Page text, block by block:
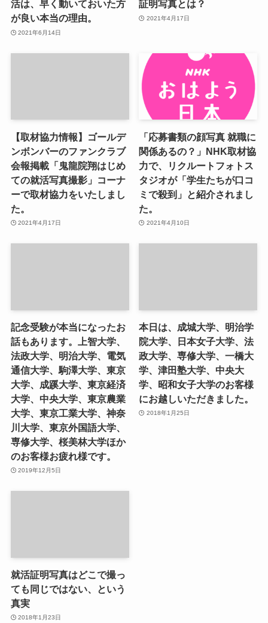
活は、早く動いておいた方
が良い本当の理由。
2021年6月14日
証明写真とは？
2021年4月17日
【取材協力情報】ゴールデ
ンボンバーのファンクラブ
会報掲載「鬼龍院翔はじめ
ての就活写真撮影」コーナ
ーで取材協力をいたしまし
た。
2021年4月17日
「応募書類の顔写真 就職に
関係あるの？」NHK取材協
力で、リクルートフォトス
タジオが「学生たちが口コ
ミで殺到」と紹介されまし
た。
2021年4月10日
記念受験が本当になったお
話もあります。上智大学、
法政大学、明治大学、電気
通信大学、駒澤大学、東京
大学、成蹊大学、東京経済
大学、中央大学、東京農業
大学、東京工業大学、神奈
川大学、東京外国語大学、
専修大学、桜美林大学ほか
のお客様お疲れ様です。
2019年12月5日
本日は、成城大学、明治学
院大学、日本女子大学、法
政大学、専修大学、一橋大
学、津田塾大学、中央大
学、昭和女子大学のお客様
にお越しいただきました。
2018年1月25日
就活証明写真はどこで撮っ
ても同じではない、という
真実
2018年1月23日